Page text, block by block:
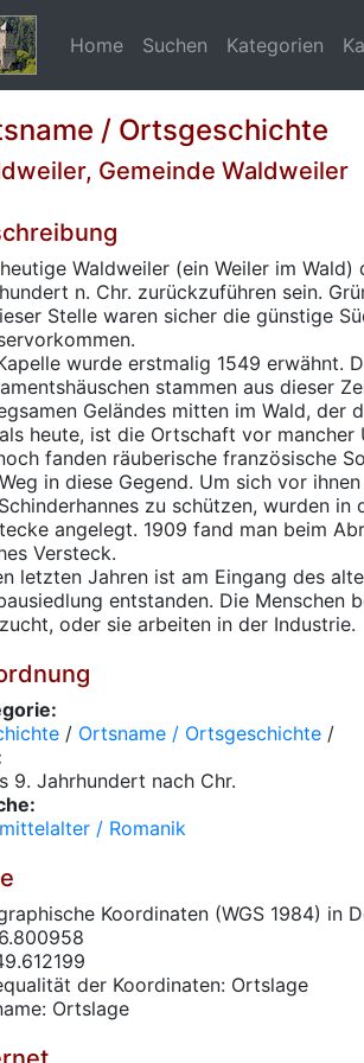
Home Suchen Kategorien
/ Ortsgeschichte
Gemeinde Waldweiler
Waldweiler (ein Weiler im
n. Chr. zurückzuführen sein.
Stelle waren sicher die günstige
wurde erstmalig 1549 erwähnt.
stammen aus dieser
Geländes mitten im Wald, der
heute, ist die Ortschaft vor mancher
fanden räuberische französische
in diese Gegend. Um sich vor
zu schützen, wurden in
angelegt. 1909 fand man beim
Versteck.
letzten Jahren ist am Eingang des
entstanden. Die Menschen
oder sie arbeiten in der Industrie.
/ Ortsname / Ortsgeschichte /
9. Jahrhundert nach Chr.
/ Romanik
Koordinaten (WGS 1984) in
der Koordinaten: Ortslage
Ortslage